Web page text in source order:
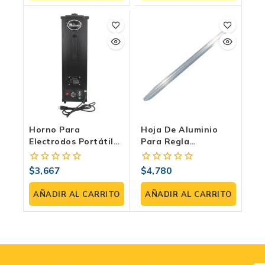
Horno Para
Electrodos Portátil
Weld500 EQ-20SI –
Control De Humedad
Y Temperatura
Variable
0
fuera
de
5
$3,667
AÑADIR AL CARRITO
Hoja De Aluminio
Para Regla
Vibratoria 3 Metros –
TKA-CRV-3
0
fuera
de
5
$4,780
AÑADIR AL CARRITO